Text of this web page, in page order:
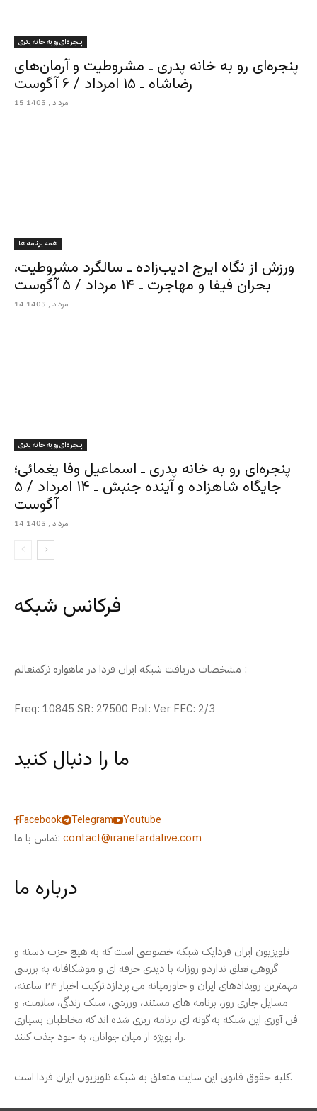
پنجره‌ای رو به خانه پدری
پنجره‌ای رو به خانه پدری ـ مشروطیت و آرمان‌های
رضاشاه ـ ۱۵ امرداد / ۶ آگوست
15 مرداد , 1405
همه برنامه ها
ورزش از نگاه ایرج ادیب‌زاده ـ سالگرد مشروطیت،
بحران فیفا و مهاجرت ـ ۱۴ مرداد / ۵ آگوست
14 مرداد , 1405
پنجره‌ای رو به خانه پدری
پنجره‌ای رو به خانه پدری ـ اسماعیل وفا یغمائی؛
جایگاه شاهزاده و آینده جنبش ـ ۱۴ امرداد / ۵
آگوست
14 مرداد , 1405
فرکانس شبکه
مشخصات دریافت شبکه ایران فردا در ماهواره ترکمنعالم :
Freq: 10845 SR: 27500 Pol: Ver FEC: 2/3
ما را دنبال کنید
Facebook Telegram
Youtube
تماس با ما: contact@iranefardalive.com
درباره ما
تلویزیون ایران فردایک شبکه خصوصی است که به هیچ حزب دسته و
گروهی تعلق نداردو روزانه با دیدی حرفه ای و موشکافانه به بررسی
مهمترین رویدادهای ایران و خاورمیانه می پردازد.ترکیب اخبار ۲۴ ساعته،
مسایل جاری روز، برنامه های مستند، ورزشی، سبک زندگی، سلامت، و
فن آوری این شبکه به گونه ای برنامه ریزی شده اند که مخاطبان بسیاری
را، بویژه از میان جوانان، به خود جذب کنند.
کلیه حقوق قانونی این سایت متعلق به شبکه تلویزیون ایران فردا است.